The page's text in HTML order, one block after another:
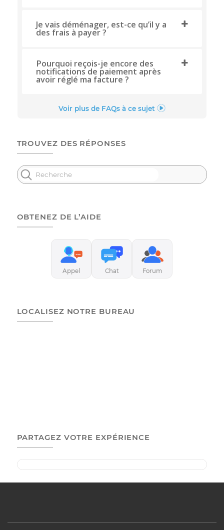
Quelle est la date de prélèvement
mensuel pour mon forfait ?
Comment sont gérées les
facturations en cas de début ou de
résiliation du service en milieu de mois
paiements lors du premier mois de
service ?
Je vais déménager, est-ce qu’il y a
Pourquoi reçois-je encore des
avoir réglé ma facture ?
Voir plus de FAQs à ce sujet
TROUVEZ DES RÉPONSES